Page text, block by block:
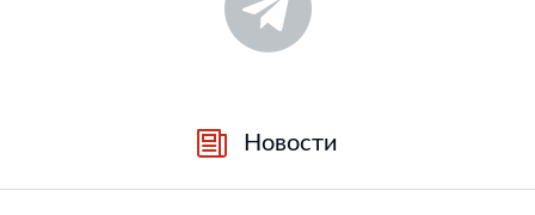
Новости